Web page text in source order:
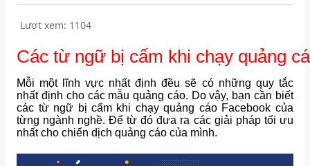
Lượt xem: 1104
Các từ ngữ bị cấm khi chạy quảng
Mỗi một lĩnh vực nhất định đều sẽ có những quy tắc
nhất định cho các mẫu quảng cáo. Do vậy, bạn cần biết
các từ ngữ bị cấm khi chạy quảng cáo Facebook của
từng ngành nghề. Để từ đó đưa ra các giải pháp tối ưu
nhất cho chiến dịch quảng cáo của mình.